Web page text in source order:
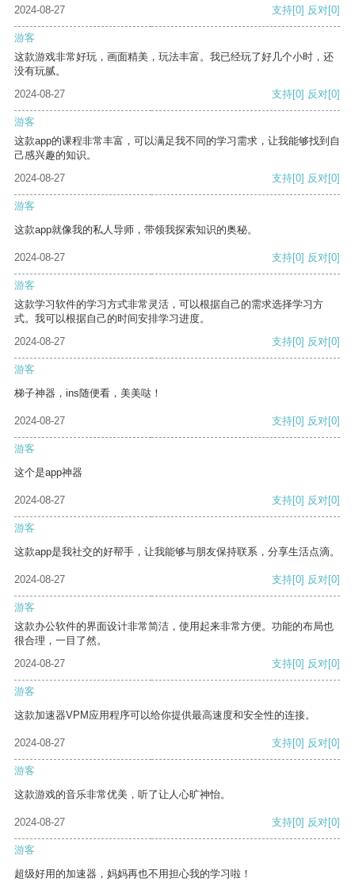
2024-08-27 支持[0] 反对[0]
游客
这款游戏非常好玩，画面精美，玩法丰富。我已经玩了好几个小时，还
没有玩腻。
2024-08-27
支持[0] 反对[0]
游客
这款app的课程非常丰富，可以满足我不同的学习需求，让我能够找到自
己感兴趣的知识。
2024-08-27
支持[0] 反对[0]
游客
这款app就像我的私人导师，带领我探索知识的奥秘。
2024-08-27 支持[0] 反对[0]
游客
这款学习软件的学习方式非常灵活，可以根据自己的需求选择学习方
式。我可以根据自己的时间安排学习进度。
2024-08-27
支持[0] 反对[0]
游客
梯子神器，ins随便看，美美哒！
2024-08-27 支持[0] 反对[0]
游客
这个是app神器
2024-08-27 支持[0] 反对[0]
游客
这款app是我社交的好帮手，让我能够与朋友保持联系，分享生活点滴。
2024-08-27 支持[0] 反对[0]
游客
这款办公软件的界面设计非常简洁，使用起来非常方便。功能的布局也
很合理，一目了然。
2024-08-27
支持[0] 反对[0]
游客
这款加速器VPM应用程序可以给你提供最高速度和安全性的连接。
2024-08-27 支持[0] 反对[0]
游客
这款游戏的音乐非常优美，听了让人心旷神怡。
2024-08-27 支持[0] 反对[0]
游客
超级好用的加速器，妈妈再也不用担心我的学习啦！